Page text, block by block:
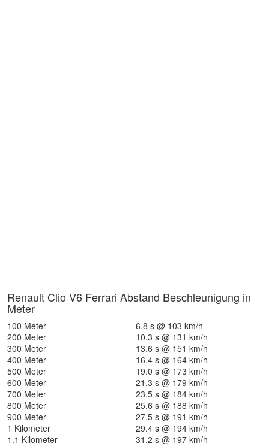
Renault Clio V6 Ferrari Abstand Beschleunigung in
Meter
100 Meter
6.8 s @ 103 km/h
200 Meter
10.3 s @ 131 km/h
300 Meter
13.6 s @ 151 km/h
400 Meter
16.4 s @ 164 km/h
500 Meter
19.0 s @ 173 km/h
600 Meter
21.3 s @ 179 km/h
700 Meter
23.5 s @ 184 km/h
800 Meter
25.6 s @ 188 km/h
900 Meter
27.5 s @ 191 km/h
1 Kilometer
29.4 s @ 194 km/h
1.1 Kilometer
31.2 s @ 197 km/h